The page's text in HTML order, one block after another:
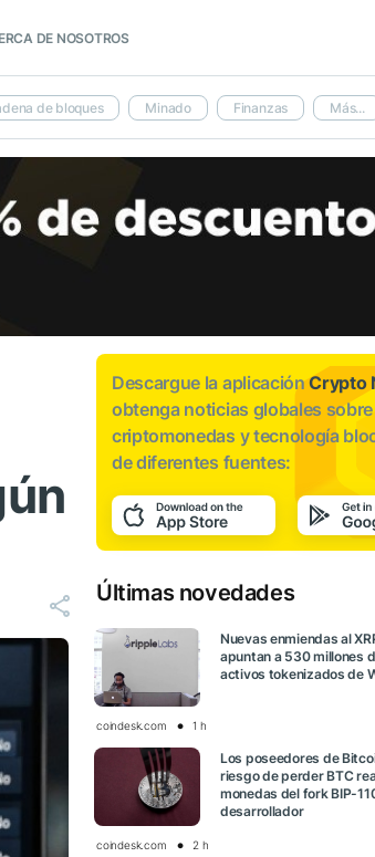
DE NOSOTROS
de bloques Minado Finanzas Más...
Descargue la aplicaciónCrypto
obtenga noticias globales sobre
criptomonedas y tecnología
de diferentes fuentes:
Últimas novedades
Nuevas enmiendas al
apuntan a 530 millones
activos tokenizados de
coindesk.com 1 h
Los poseedores de
riesgo de perder BTC
monedas del fork BIP-
desarrollador
coindesk.com 2 h